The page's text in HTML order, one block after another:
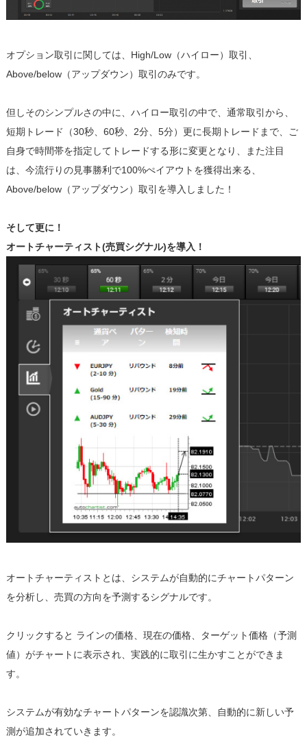
オプション取引に関しては、High/Low（ハイロー）取引、
Above/below（アップダウン）取引のみです。
但しそのシンプルさの中に、ハイロー取引の中で、通常取引から、
短期トレード（30秒、60秒、2分、5分）更に長期トレードまで、ご
自身で時間帯を指定してトレードする形に変更となり、また注目
は、今流行りの見事勝利で100%ぺイアウトを獲得出来る、
Above/below（アップダウン）取引を導入しました！
そして更に！
オートチャーティスト(売買シグナル)を導入！
オートチャーティストとは、システムが自動的にチャートパターン
を分析し、売買の方向を予測するシグナルです。
クリックすると ラインの価格、現在の価格、ターゲット価格（予測
値）がチャートに表示され、実践的に取引に生かすことができま
す。
システムが有効なチャートパターンを認識次第、自動的に新しい予
測が追加されていきます。